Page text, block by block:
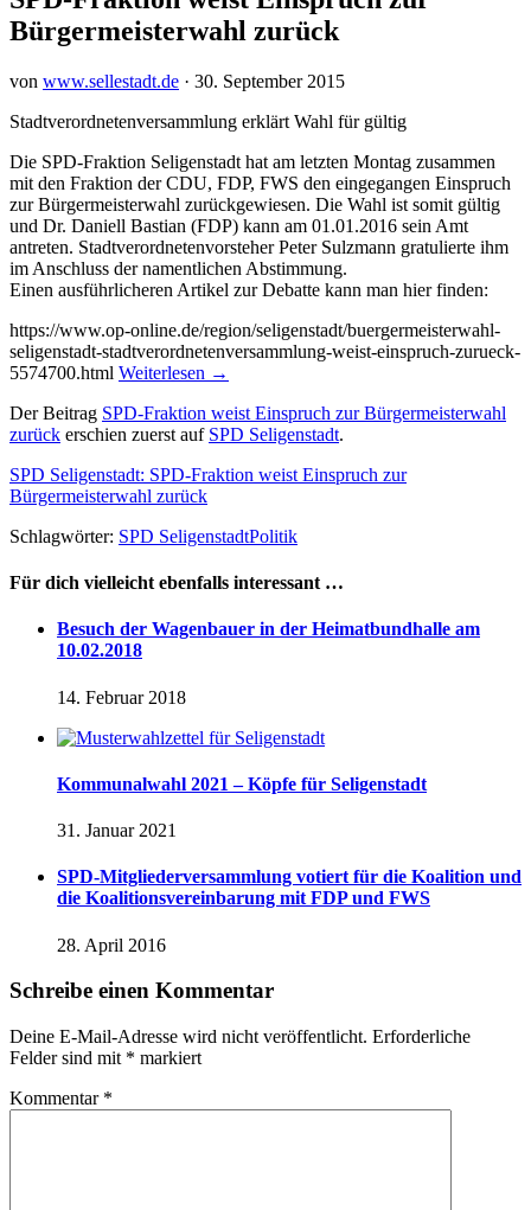
Bürgermeisterwahl zurück
von www.sellestadt.de · 30. September 2015
Stadtverordnetenversammlung erklärt Wahl für gültig
Die SPD-Fraktion Seligenstadt hat am letzten Montag zusammen
mit den Fraktion der CDU, FDP, FWS den eingegangen Einspruch
zur Bürgermeisterwahl zurückgewiesen. Die Wahl ist somit gültig
und Dr. Daniell Bastian (FDP) kann am 01.01.2016 sein Amt
antreten. Stadtverordnetenvorsteher Peter Sulzmann gratulierte ihm
im Anschluss der namentlichen Abstimmung.
Einen ausführlicheren Artikel zur Debatte kann man hier finden:
https://www.op-online.de/region/seligenstadt/buergermeisterwahl-
seligenstadt-stadtverordnetenversammlung-weist-einspruch-zurueck-
5574700.html Weiterlesen →
Der Beitrag SPD-Fraktion weist Einspruch zur Bürgermeisterwahl
zurück erschien zuerst auf SPD Seligenstadt.
SPD Seligenstadt: SPD-Fraktion weist Einspruch zur
Bürgermeisterwahl zurück
Schlagwörter: SPD SeligenstadtPolitik
Für dich vielleicht ebenfalls interessant …
Besuch der Wagenbauer in der Heimatbundhalle am
10.02.2018
14. Februar 2018
Kommunalwahl 2021 – Köpfe für Seligenstadt
31. Januar 2021
SPD-Mitgliederversammlung votiert für die Koalition und
die Koalitionsvereinbarung mit FDP und FWS
28. April 2016
Schreibe einen Kommentar
Deine E-Mail-Adresse wird nicht veröffentlicht. Erforderliche
Felder sind mit * markiert
Kommentar *